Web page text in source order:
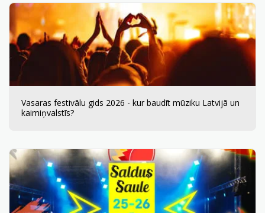
Vasaras festivālu gids 2026 - kur baudīt mūziku Latvijā un
kaimiņvalstīs?